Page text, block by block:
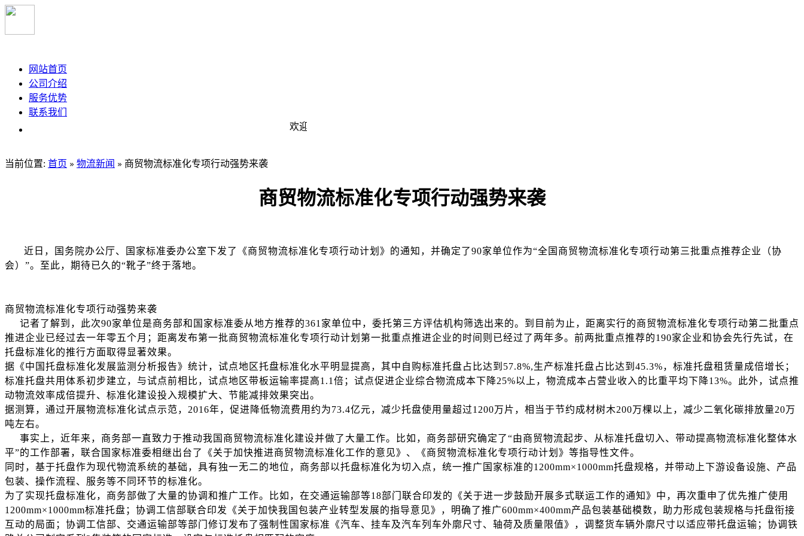
网站首页
公司介绍
服务优势
联系我们
欢迎光临！ 现在是:
当前位置: 首页 » 物流新闻 » 商贸物流标准化专项行动强势来袭
商贸物流标准化专项行动强势来袭
近日，国务院办公厅、国家标准委办公室下发了《商贸物流标准化专项行动计划》的通知，并确定了90家单位作为“全国商贸物流标准化专项行动第三批重点推荐企业（协
会）”。至此，期待已久的“靴子”终于落地。
商贸物流标准化专项行动强势来袭
记者了解到，此次90家单位是商务部和国家标准委从地方推荐的361家单位中，委托第三方评估机构筛选出来的。到目前为止，距离实行的商贸物流标准化专项行动第二批重点
推进企业已经过去一年零五个月；距离发布第一批商贸物流标准化专项行动计划第一批重点推进企业的时间则已经过了两年多。前两批重点推荐的190家企业和协会先行先试，在
托盘标准化的推行方面取得显著效果。
据《中国托盘标准化发展监测分析报告》统计，试点地区托盘标准化水平明显提高，其中自购标准托盘占比达到57.8%,生产标准托盘占比达到45.3%，标准托盘租赁量成倍增长；
标准托盘共用体系初步建立，与试点前相比，试点地区带板运输率提高1.1倍；试点促进企业综合物流成本下降25%以上，物流成本占营业收入的比重平均下降13%。此外，试点推
动物流效率成倍提升、标准化建设投入规模扩大、节能减排效果突出。
据测算，通过开展物流标准化试点示范，2016年，促进降低物流费用约为73.4亿元，减少托盘使用量超过1200万片，相当于节约成材树木200万棵以上，减少二氧化碳排放量20万
吨左右。
事实上，近年来，商务部一直致力于推动我国商贸物流标准化建设并做了大量工作。比如，商务部研究确定了“由商贸物流起步、从标准托盘切入、带动提高物流标准化整体水
平”的工作部署，联合国家标准委相继出台了《关于加快推进商贸物流标准化工作的意见》、《商贸物流标准化专项行动计划》等指导性文件。
同时，基于托盘作为现代物流系统的基础，具有独一无二的地位，商务部以托盘标准化为切入点，统一推广国家标准的1200mm×1000mm托盘规格，并带动上下游设备设施、产品
包装、操作流程、服务等不同环节的标准化。
为了实现托盘标准化，商务部做了大量的协调和推广工作。比如，在交通运输部等18部门联合印发的《关于进一步鼓励开展多式联运工作的通知》中，再次重申了优先推广使用
1200mm×1000mm标准托盘；协调工信部联合印发《关于加快我国包装产业转型发展的指导意见》，明确了推广600mm×400mm产品包装基础模数，助力形成包装规格与托盘衔接
互动的局面；协调工信部、交通运输部等部门修订发布了强制性国家标准《汽车、挂车及汽车列车外廓尺寸、轴荷及质量限值》，调整货车辆外廓尺寸以适应带托盘运输；协调铁